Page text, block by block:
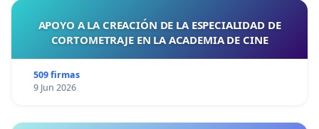
APOYO A LA CREACIÓN DE LA ESPECIALIDAD DE
CORTOMETRAJE EN LA ACADEMIA DE CINE
509 firmas
9 Jun 2026